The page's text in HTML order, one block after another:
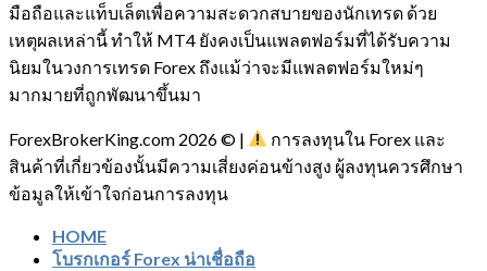
มือถือและแท็บเล็ตเพื่อความสะดวกสบายของนักเทรด ด้วย
เหตุผลเหล่านี้ ทำให้ MT4 ยังคงเป็นแพลตฟอร์มที่ได้รับความ
นิยมในวงการเทรด Forex ถึงแม้ว่าจะมีแพลตฟอร์มใหม่ๆ
มากมายที่ถูกพัฒนาขึ้นมา
ForexBrokerKing.com 2026 © |
การลงทุนใน Forex และ
สินค้าที่เกี่ยวข้องนั้นมีความเสี่ยงค่อนข้างสูง ผู้ลงทุนควรศึกษา
ข้อมูลให้เข้าใจก่อนการลงทุน
HOME
โบรกเกอร์ Forex น่าเชื่อถือ